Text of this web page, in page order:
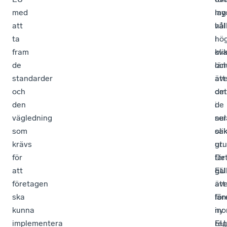
med
att
ta
fram
de
standarder
och
den
vägledning
som
krävs
för
att
företagen
ska
kunna
implementera
väl
i
om
de
ser
ut.
EU.
lag
att
det
i
för
EU
att
ny